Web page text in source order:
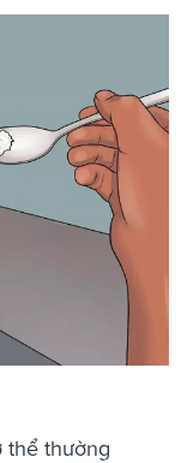
thể thường